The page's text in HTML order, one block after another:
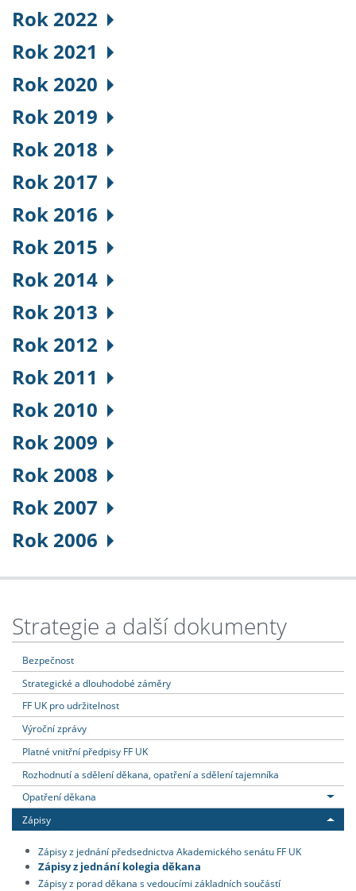
Rok 2022
Rok 2021
Rok 2020
Rok 2019
Rok 2018
Rok 2017
Rok 2016
Rok 2015
Rok 2014
Rok 2013
Rok 2012
Rok 2011
Rok 2010
Rok 2009
Rok 2008
Rok 2007
Rok 2006
Strategie a další dokumenty
Bezpečnost
Strategické a dlouhodobé záměry
FF UK pro udržitelnost
Výroční zprávy
Platné vnitřní předpisy FF UK
Rozhodnutí a sdělení děkana, opatření a sdělení tajemníka
Opatření děkana
Zápisy
Zápisy z jednání předsednictva Akademického senátu FF UK
Zápisy z jednání kolegia děkana
Zápisy z porad děkana s vedoucími základních součástí